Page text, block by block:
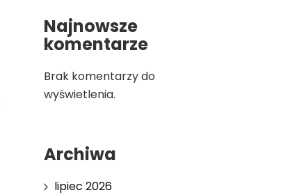
Najnowsze
komentarze
Brak komentarzy do
wyświetlenia.
Archiwa
lipiec 2026